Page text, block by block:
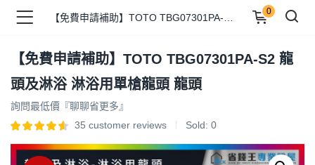
)
)
0
【免費申請補助】TOTO TBG07301PA-S2 龍
頭及淋浴 淋浴用單槍龍頭 龍頭
詢問最低價『聊聊省更多』
35 customer reviews Sold: 0